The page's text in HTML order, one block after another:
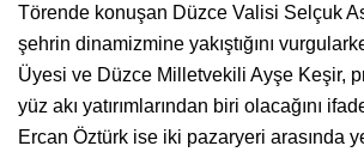
Törende konuşan Düzce Valisi Selçuk
şehrin dinamizmine yakıştığını
Üyesi ve Düzce Milletvekili Ayşe Keşir,
yüz akı yatırımlarından biri olacağını
Ercan Öztürk ise iki pazaryeri arasında